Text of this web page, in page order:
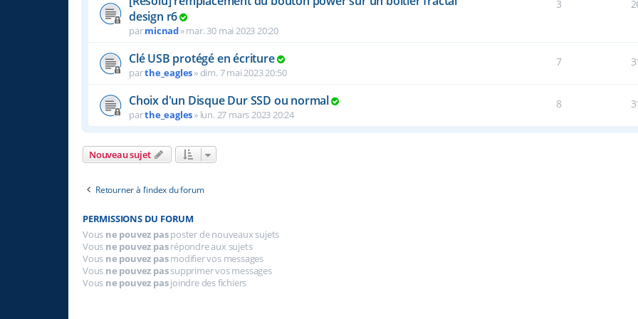
design r6
parmicnad»mar. 30 mai 2023 20:20
3
Clé USB protégé en écriture
parthe_eagles» dim. 7 mai 2023 20:50
7
Choix d'un Disque Dur SSD ou normal
parthe_eagles» lun. 27 mars 2023 20:24
8
Nouveau sujet
Retourner à l’index du forum
PERMISSIONS DU FORUM
Vous ne pouvez pasposter de nouveaux sujets
Vous ne pouvez pasrépondre aux sujets
Vous ne pouvez pasmodifier vos messages
Vous ne pouvez passupprimer vos messages
Vous ne pouvez pasjoindre des fichiers